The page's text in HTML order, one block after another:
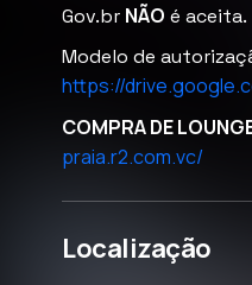
Gov.br NÃO é aceita.
Modelo de
https://
COMPRA DE
praia.r2.com.vc/
Localização